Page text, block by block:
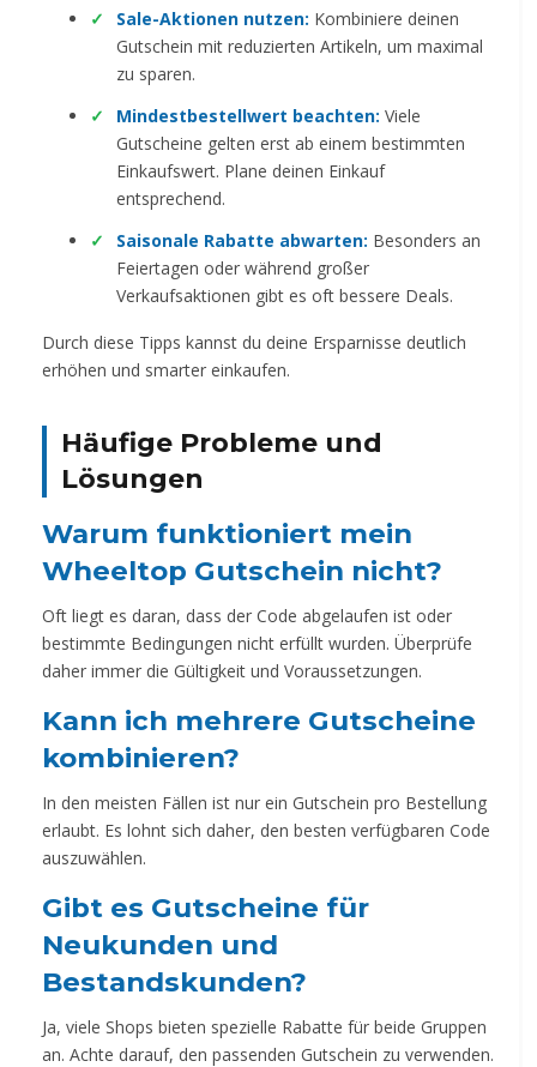
Sale-Aktionen nutzen: Kombiniere deinen
Gutschein mit reduzierten Artikeln, um maximal
zu sparen.
Mindestbestellwert beachten: Viele
Gutscheine gelten erst ab einem bestimmten
Einkaufswert. Plane deinen Einkauf
entsprechend.
Saisonale Rabatte abwarten: Besonders an
Feiertagen oder während großer
Verkaufsaktionen gibt es oft bessere Deals.
Durch diese Tipps kannst du deine Ersparnisse deutlich
erhöhen und smarter einkaufen.
Häufige Probleme und
Lösungen
Warum funktioniert mein
Wheeltop Gutschein nicht?
Oft liegt es daran, dass der Code abgelaufen ist oder
bestimmte Bedingungen nicht erfüllt wurden. Überprüfe
daher immer die Gültigkeit und Voraussetzungen.
Kann ich mehrere Gutscheine
kombinieren?
In den meisten Fällen ist nur ein Gutschein pro Bestellung
erlaubt. Es lohnt sich daher, den besten verfügbaren Code
auszuwählen.
Gibt es Gutscheine für
Neukunden und
Bestandskunden?
Ja, viele Shops bieten spezielle Rabatte für beide Gruppen
an. Achte darauf, den passenden Gutschein zu verwenden.